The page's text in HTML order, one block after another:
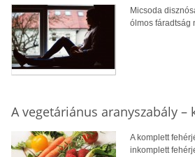
Micsoda
ólmos fáradtság
A vegetáriánus aranyszabály –
A komplett
inkomplett